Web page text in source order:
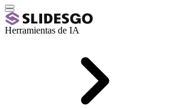
Herramientas de IA